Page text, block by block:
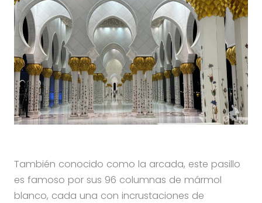
También conocido como la arcada, este pasillo
es famoso por sus 96 columnas de mármol
blanco, cada una con incrustaciones de